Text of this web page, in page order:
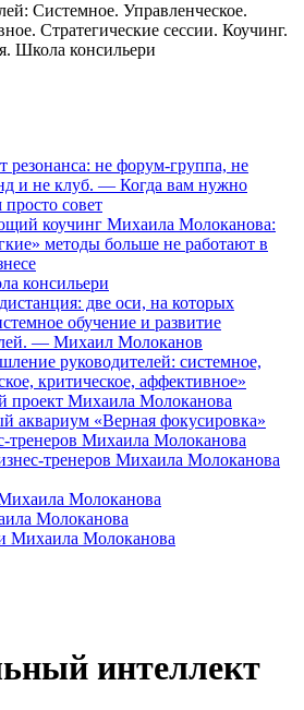
Системное. Управленческое.
Стратегические сессии. Коучинг.
Школа консильери
резонанса: не форум-группа, не
и не клуб. — Когда вам нужно
совет
коучинг Михаила Молоканова:
методы больше не работают в
консильери
две оси, на которых
обучение и развитие
— Михаил Молоканов
руководителей: системное,
критическое, аффективное»
проект Михаила Молоканова
аквариум «Верная фокусировка»
тренеров Михаила Молоканова
тренеров Михаила Молоканова
Молоканова
Молоканова
Михаила Молоканова
интеллект